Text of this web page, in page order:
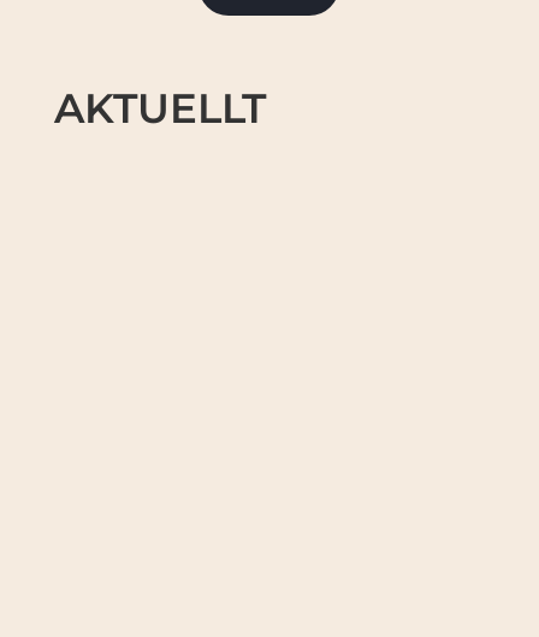
AKTUELLT